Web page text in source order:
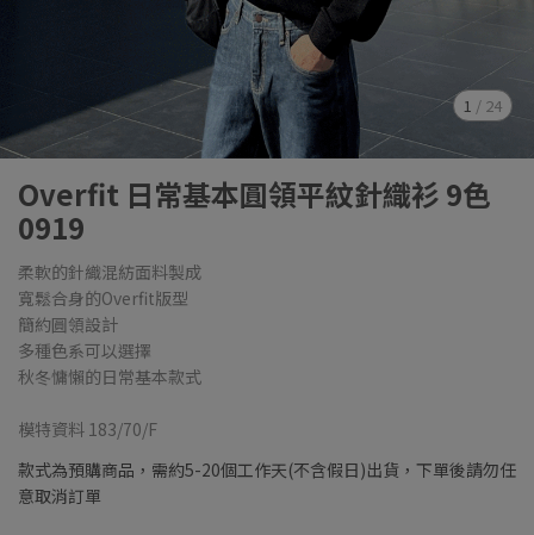
1 / 24
Overfit 日常基本圓領平紋針織衫 9色
0919
柔軟的針織混紡面料製成
寬鬆合身的Overfit版型
簡約圓領設計
多種色系可以選擇
秋冬慵懶的日常基本款式
模特資料 183/70/F
款式為預購商品，需約5-20個工作天(不含假日)出貨，下單後請勿任
意取消訂單